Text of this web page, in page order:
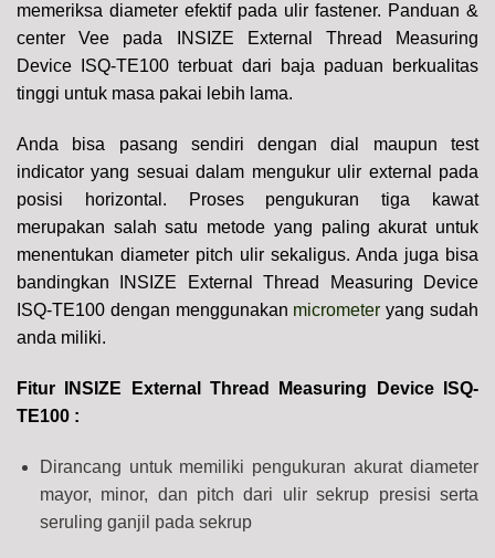
memeriksa diameter efektif pada ulir fastener. Panduan &
center Vee pada INSIZE External Thread Measuring
Device ISQ-TE100 terbuat dari baja paduan berkualitas
tinggi untuk masa pakai lebih lama.
Anda bisa pasang sendiri dengan dial maupun test
indicator yang sesuai dalam mengukur ulir external pada
posisi horizontal. Proses pengukuran tiga kawat
merupakan salah satu metode yang paling akurat untuk
menentukan diameter pitch ulir sekaligus. Anda juga bisa
bandingkan INSIZE External Thread Measuring Device
ISQ-TE100 dengan menggunakan micrometer yang sudah
anda miliki.
Fitur INSIZE External Thread Measuring Device ISQ-
TE100 :
Dirancang untuk memiliki pengukuran akurat diameter
mayor, minor, dan pitch dari ulir sekrup presisi serta
seruling ganjil pada sekrup